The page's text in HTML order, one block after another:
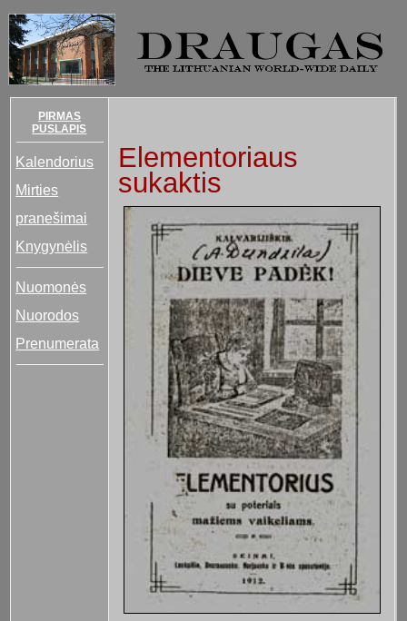
PIRMAS
PUSLAPIS
Kalendorius
Mirties
pranešimai
Knygynėlis
Nuomonės
Nuorodos
Prenumerata
Elementoriaus
sukaktis